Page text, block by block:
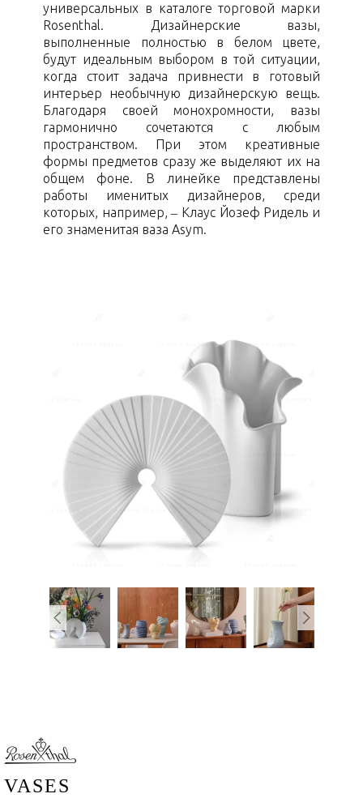
универсальных в каталоге торговой марки
Rosenthal. Дизайнерские вазы,
выполненные полностью в белом цвете,
будут идеальным выбором в той ситуации,
когда стоит задача привнести в готовый
интерьер необычную дизайнерскую вещь.
Благодаря своей монохромности, вазы
гармонично сочетаются с любым
пространством. При этом креативные
формы предметов сразу же выделяют их на
общем фоне. В линейке представлены
работы именитых дизайнеров, среди
которых, например, – Клаус Йозеф Ридель и
его знаменитая ваза Asym.
VASES